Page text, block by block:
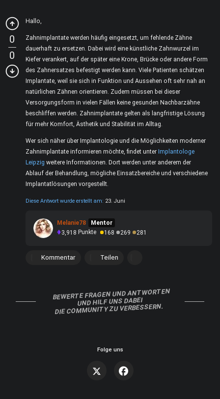
0
0
Hallo,
Zahnimplantate werden häufig eingesetzt, um fehlende Zähne
dauerhaft zu ersetzen. Dabei wird eine künstliche Zahnwurzel im
Kiefer verankert, auf der später eine Krone, Brücke oder andere Form
des Zahnersatzes befestigt werden kann. Viele Patienten schätzen
Implantate, weil sie sich in Funktion und Aussehen oft sehr nah an
natürlichen Zähnen orientieren. Zudem müssen bei dieser
Versorgungsform in vielen Fällen keine gesunden Nachbarzähne
beschliffen werden. Zahnimplantate gelten als langfristige Lösung
für mehr Komfort, Ästhetik und Stabilität im Alltag.
Wer sich näher über Implantologie und die Möglichkeiten moderner
Zahnimplantate informieren möchte, findet unter Implantologe
Leipzig weitere Informationen. Dort werden unter anderem der
Ablauf der Behandlung, mögliche Einsatzbereiche und verschiedene
Implantatlösungen vorgestellt.
Diese Antwort wurde erstellt am: 23. Juni
Melanie78
Mentor
3,918 Punkte 168 269 281
Kommentar Teilen
BEWERTE FRAGEN UND ANTWORTEN
UND HILF UNS DABEI
DIE COMMUNITY ZU VERBESSERN.
Folge uns